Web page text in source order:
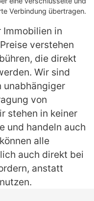
Verbindung übertragen.
Immobilien in
verstehen
die direkt
Wir sind
unabhängiger
von
stehen in keiner
und handeln auch
alle
auch direkt bei
anstatt